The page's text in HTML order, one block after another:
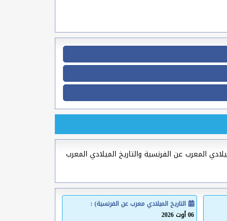
المعرب عن الفرنسية والتاريخ الميلادي المعرب
التاريخ الميلادي معرب عن الفرنسية) :
06 أوت 2026